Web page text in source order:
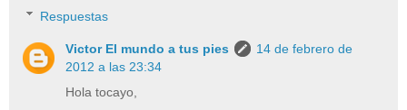
Respuestas
Victor El mundo a tus pies
14 de febrero de
2012 a las 23:34
Hola tocayo,